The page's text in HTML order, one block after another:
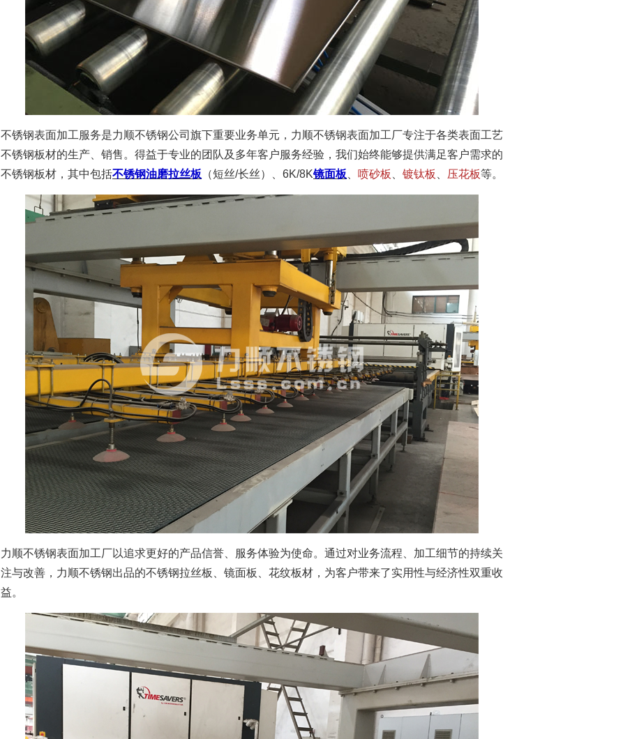
不锈钢表面加工服务是力顺不锈钢公司旗下重要业务单元，力顺不锈钢表面加工厂专注于各类表面工艺
不锈钢板材的生产、销售。得益于专业的团队及多年客户服务经验，我们始终能够提供满足客户需求的
不锈钢板材，其中包括不锈钢油磨拉丝板 （短丝/长丝）、6K/8K镜面板 喷砂板 镀钛板 压花板等。
力顺不锈钢表面加工厂以追求更好的产品信誉、服务体验为使命。通过对业务流程、加工细节的持续关
注与改善，力顺不锈钢出品的不锈钢拉丝板、镜面板、花纹板材，为客户带来了实用性与经济性双重收
益。